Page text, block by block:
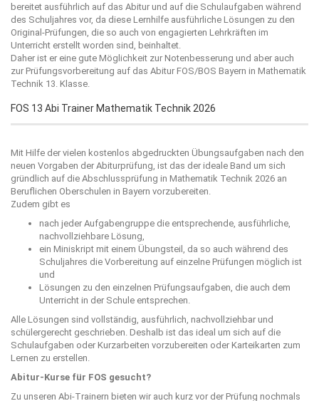
bereitet ausführlich auf das Abitur und auf die Schulaufgaben während
des Schuljahres vor, da diese Lernhilfe ausführliche Lösungen zu den
Original-Prüfungen, die so auch von engagierten Lehrkräften im
Unterricht erstellt worden sind, beinhaltet.
Daher ist er eine gute Möglichkeit zur Notenbesserung und aber auch
zur Prüfungsvorbereitung auf das Abitur FOS/BOS Bayern in Mathematik
Technik 13. Klasse.
FOS 13 Abi Trainer Mathematik Technik 2026
Mit Hilfe der vielen kostenlos abgedruckten Übungsaufgaben nach den
neuen Vorgaben der Abiturprüfung, ist das der ideale Band um sich
gründlich auf die Abschlussprüfung in Mathematik Technik 2026 an
Beruflichen Oberschulen in Bayern vorzubereiten.
Zudem gibt es
nach jeder Aufgabengruppe die entsprechende, ausführliche,
nachvollziehbare Lösung,
ein Miniskript mit einem Übungsteil, da so auch während des
Schuljahres die Vorbereitung auf einzelne Prüfungen möglich ist
und
Lösungen zu den einzelnen Prüfungsaufgaben, die auch dem
Unterricht in der Schule entsprechen.
Alle Lösungen sind vollständig, ausführlich, nachvollziehbar und
schülergerecht geschrieben. Deshalb ist das ideal um sich auf die
Schulaufgaben oder Kurzarbeiten vorzubereiten oder Karteikarten zum
Lernen zu erstellen.
Abitur-Kurse für FOS gesucht?
Zu unseren Abi-Trainern bieten wir auch kurz vor der Prüfung nochmals